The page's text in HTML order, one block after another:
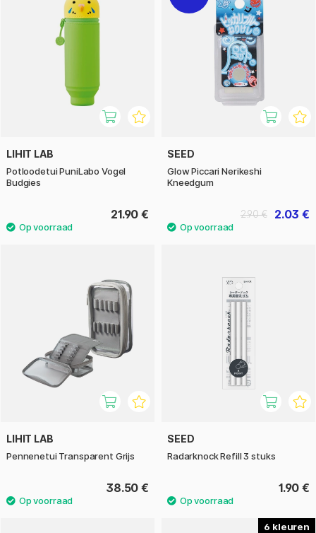
LIHIT LAB
Potloodetui PuniLabo Vogel
Budgies
21.90 €
SEED
Glow Piccari Nerikeshi
Kneedgum
2.03 €
2.90 €
LIHIT LAB
Pennenetui Transparent Grijs
38.50 €
SEED
Radarknock Refill 3 stuks
1.90 €
6